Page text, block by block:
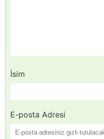
İsim
E-posta Adresi